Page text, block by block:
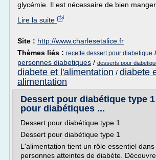
glycémie. Il est nécessaire de bien
Lire la suite
Site : http://www.charlesetalice.fr
Thèmes liés : recette dessert pour diabetique /
personnes diabetiques / desserts pour
diabete et l'alimentation / diabete
alimentation
Dessert pour diabétique type
pour diabétiques ...
Dessert pour diabétique type 1
Dessert pour diabétique type 1
L'alimentation tient un rôle essentiel
personnes atteintes de diabète.